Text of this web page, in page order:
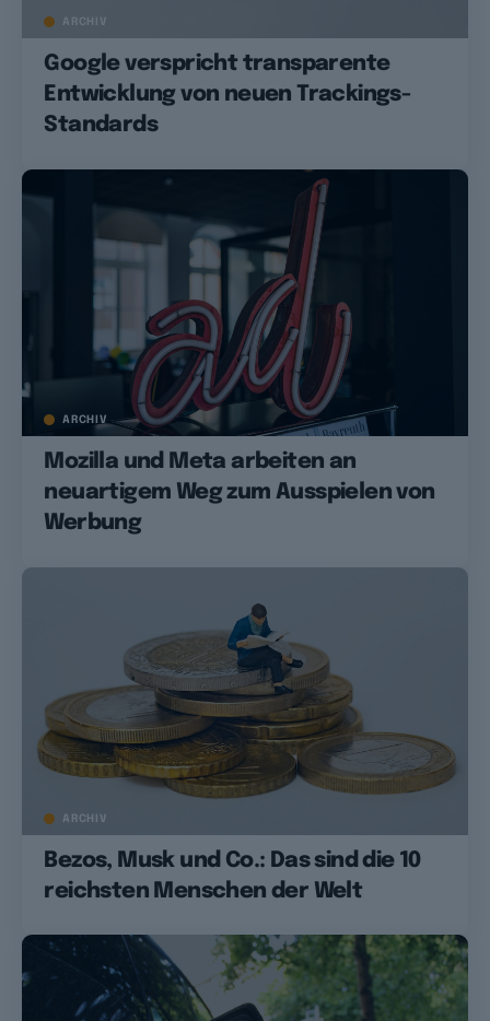
ARCHIV
Google verspricht transparente
Entwicklung von neuen Trackings-
Standards
ARCHIV
Mozilla und Meta arbeiten an
neuartigem Weg zum Ausspielen von
Werbung
ARCHIV
Bezos, Musk und Co.: Das sind die 10
reichsten Menschen der Welt